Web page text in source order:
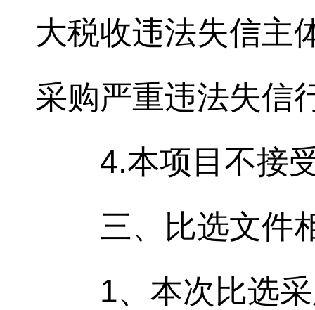
大税收违法失信主
采购严重违法失信
4.本项目不接
三、比选文件
1、本次比选